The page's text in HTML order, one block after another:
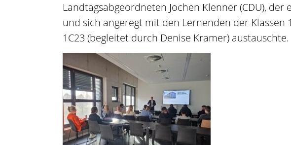
Landtagsabgeordneten Jochen Klenner (CDU),
und sich angeregt mit den Lernenden der
1C23 (begleitet durch Denise Kramer) austauschte.